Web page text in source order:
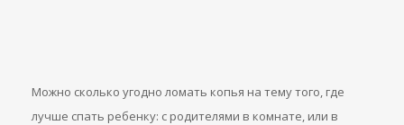
Можно сколько угодно ломать копья на тему того, где
лучше спать ребенку: с родителями в комнате, или в